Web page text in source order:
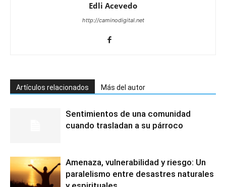
Edli Acevedo
http://caminodigital.net
Artículos relacionados Más del autor
Sentimientos de una comunidad
cuando trasladan a su párroco
Amenaza, vulnerabilidad y riesgo: Un
paralelismo entre desastres naturales